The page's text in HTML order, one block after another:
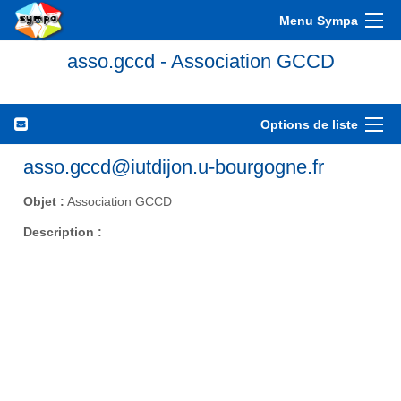
Menu Sympa
asso.gccd - Association GCCD
Options de liste
asso.gccd@iutdijon.u-bourgogne.fr
Objet : Association GCCD
Description :